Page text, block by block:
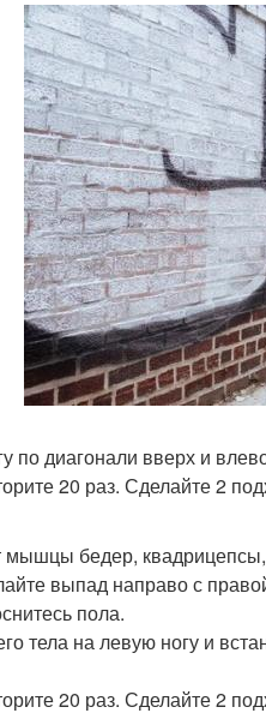
по диагонали вверх и
20 раз. Сделайте 2
мышцы бедер,
выпад направо с
пола.
тела на левую ногу и
20 раз. Сделайте 2